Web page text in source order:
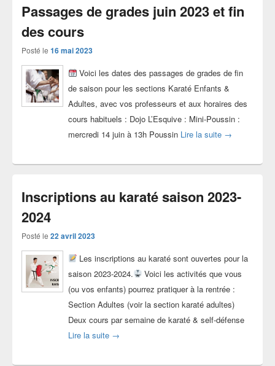
Passages de grades juin 2023 et fin
des cours
Posté le 16 mai 2023
Voici les dates des passages de grades de fin
de saison pour les sections Karaté Enfants &
Adultes, avec vos professeurs et aux horaires des
cours habituels : Dojo L’Esquive : Mini-Poussin :
mercredi 14 juin à 13h Poussin Lire la suite Passages de
→
Inscriptions au karaté saison 2023-
2024
Posté le 22 avril 2023
Les inscriptions au karaté sont ouvertes pour la
saison 2023-2024.
Voici les activités que vous
(ou vos enfants) pourrez pratiquer à la rentrée :
Section Adultes (voir la section karaté adultes)
Deux cours par semaine de karaté & self-défense
Lire la suite Inscriptions au karaté saison 2023-2024
→